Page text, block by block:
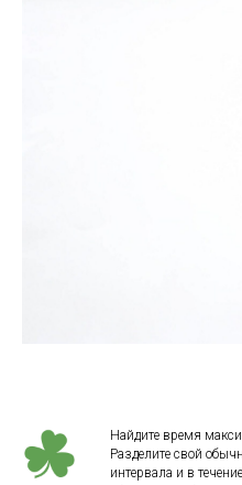
Найдите время
Разделите свой
интервала и в